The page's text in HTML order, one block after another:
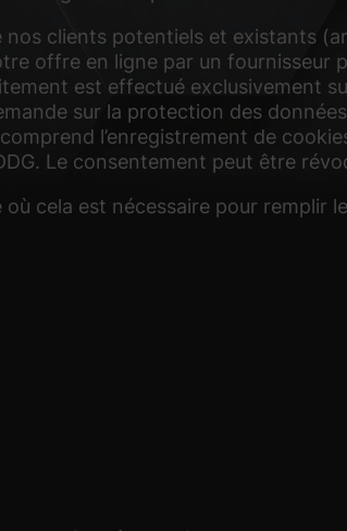
nos clients potentiels et existants
offre en ligne par un fournisseur
est effectué exclusivement
sur la protection des
l’enregistrement de
Le consentement peut être
cela est nécessaire pour remplir